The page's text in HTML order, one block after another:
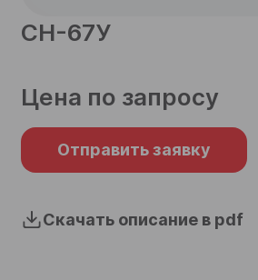
СН-67У
Цена по запросу
Отправить заявку
Скачать описание в pdf
Согласен на обработку
Отправить
Согласен на обработку
Отправить